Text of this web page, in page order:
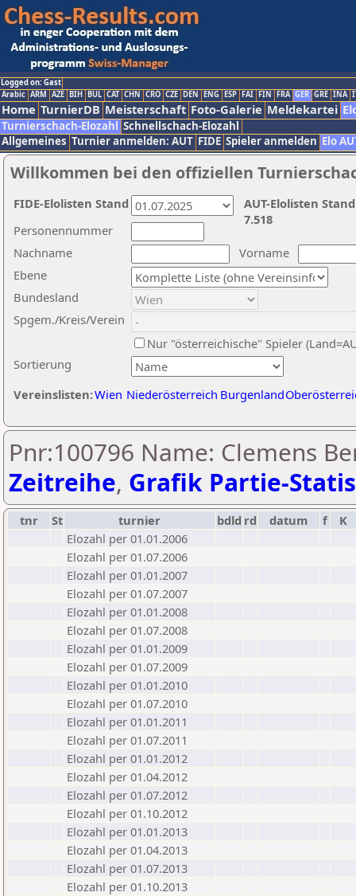
Logged on: Gast
Arabic ARM AZE BIH BUL CAT CHN CRO CZE DEN ENG ESP FAI FIN FRA GER GRE INA
Home TurnierDB Meisterschaft Foto-Galerie Meldekartei
Turnierschach-Elozahl Schnellschach-Elozahl
Allgemeines Turnier anmelden: AUT FIDE Spieler anmelden Elo
Willkommen bei den offiziellen
Nachname
Vorname
Ebene
Sortierung
Personennummer
Bundesland
Spgem./Kreis/Verein
Nur "österreichische" Spieler
Vereinslisten:Wien Niederösterreich Burgenland
AUT-Elolisten
7.518
FIDE-Elolisten Stand
Pnr:100796 Name: Clemens
Zeitreihe, Grafik Partie-
tnr St turnier bdld rd datum f
K
Elozahl per 01.01.2006
Elozahl per 01.07.2006
Elozahl per 01.01.2007
Elozahl per 01.07.2007
Elozahl per 01.01.2008
Elozahl per 01.07.2008
Elozahl per 01.01.2009
Elozahl per 01.07.2009
Elozahl per 01.01.2010
Elozahl per 01.07.2010
Elozahl per 01.01.2011
Elozahl per 01.07.2011
Elozahl per 01.01.2012
Elozahl per 01.04.2012
Elozahl per 01.07.2012
Elozahl per 01.10.2012
Elozahl per 01.01.2013
Elozahl per 01.04.2013
Elozahl per 01.07.2013
Elozahl per 01.10.2013